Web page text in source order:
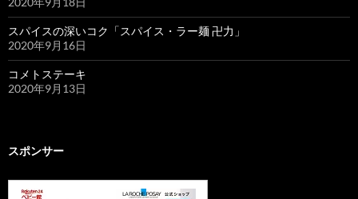
スパイスの深いコク「スパイス・ラー麺 卍力」
2020年9月16日
コメトステーキ
2020年9月13日
スポンサー